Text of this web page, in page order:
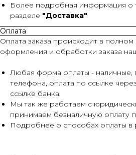
Более подробная информация о
разделе "Доставка"
Оплата
Оплата заказа происходит в
оформления и обработки заказа
Любая форма оплаты -
телефона, оплата по ссылке
ссылке банка.
Мы так же работаем с
принимаем безналичную оплату
Подробнее о способах оплаты в